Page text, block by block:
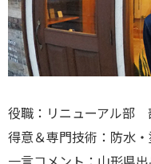
役職：リニューアル部
得意＆専門技術：防水